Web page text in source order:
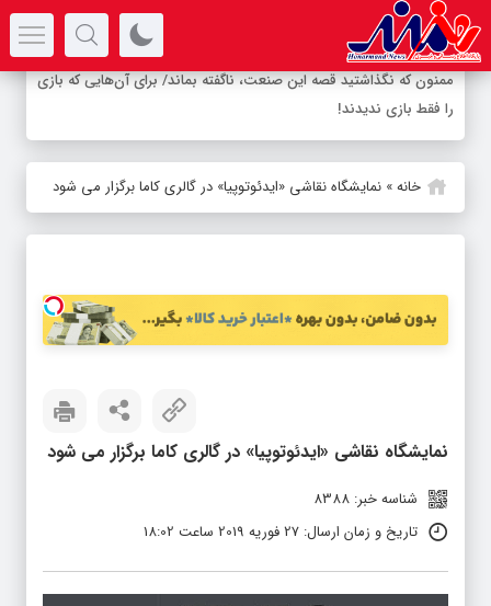
-
خانه»نمایشگاه نقاشی «ایدئوتوپیا» در گالری کاما برگزار می شود
نمایشگاه نقاشی «ایدئوتوپیا» در گالری کاما برگزار می شود
تاریخ و زمان ارسال: 27 فوریه 2019 ساعت 18:02